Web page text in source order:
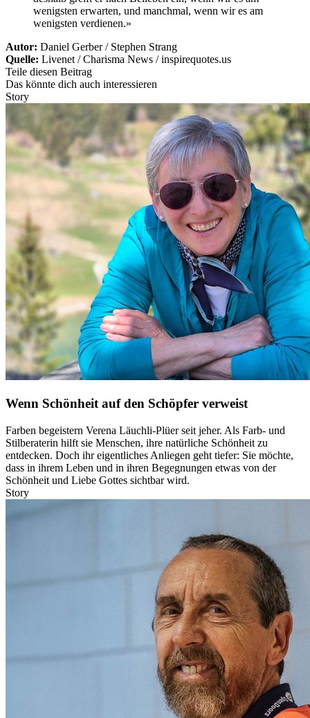
wenigsten erwarten, und manchmal, wenn wir es am
wenigsten verdienen.»
Autor: Daniel Gerber / Stephen Strang
Quelle: Livenet / Charisma News / inspirequotes.us
Teile diesen Beitrag
Das könnte dich auch interessieren
Story
Wenn Schönheit auf den Schöpfer verweist
Farben begeistern Verena Läuchli-Plüer seit jeher. Als Farb- und
Stilberaterin hilft sie Menschen, ihre natürliche Schönheit zu
entdecken. Doch ihr eigentliches Anliegen geht tiefer: Sie möchte,
dass in ihrem Leben und in ihren Begegnungen etwas von der
Schönheit und Liebe Gottes sichtbar wird.
Story